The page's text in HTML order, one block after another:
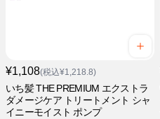
¥1,108(税込¥1,218.8)
いち髪 THE PREMIUM エクストラ
ダメージケア トリートメント シャ
イニーモイスト ポンプ